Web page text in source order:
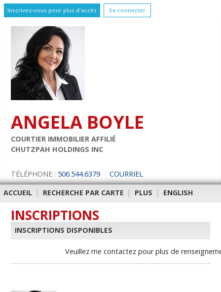
Inscrivez-vous pour plus d'accès Se connecter
ANGELA BOYLE
COURTIER IMMOBILIER AFFILIÉ
CHUTZPAH HOLDINGS INC
TÉLÉPHONE : 506.544.6379 COURRIEL
ACCUEIL | RECHERCHE PAR CARTE | PLUS | ENGLISH
INSCRIPTIONS
INSCRIPTIONS DISPONIBLES
Veuillez me contactez pour plus de